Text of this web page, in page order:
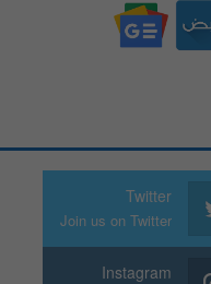
Twitter
Join us on Twitter
Instagram